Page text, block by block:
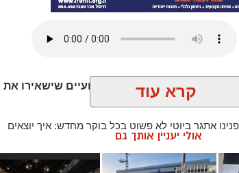
ובלי פשרות: הסודות המקצועיים שישאירו את
גם בימים הכי חמים בשנה
אתגר ביוטי לא פשוט בכל בוקר מחדש: איך יוצאים
מבלי לגלות כעבור חצי שעה שהמייק-אפ "נוזל"
הגבוהה והחום הכבד גורמים לעור להפריש יותר
כל לוק. כדי להבין איך מנצחים את מזג האוויר ונשארים
קרא עוד
אולי יעניין אותך גם